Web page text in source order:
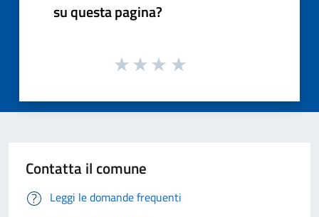
su questa pagina?
Contatta il comune
Leggi le domande frequenti